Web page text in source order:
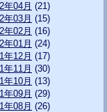
年04月 (21)
年03月 (15)
年02月 (16)
年01月 (24)
年12月 (17)
年11月 (30)
年10月 (13)
年09月 (29)
年08月 (26)